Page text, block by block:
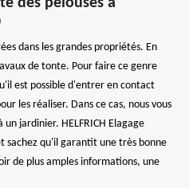
des pelouses à
dans les grandes propriétés. En
de tonte. Pour faire ce genre
est possible d'entrer en contact
les réaliser. Dans ce cas, nous vous
jardinier. HELFRICH Elagage
sachez qu'il garantit une très bonne
de plus amples informations, une